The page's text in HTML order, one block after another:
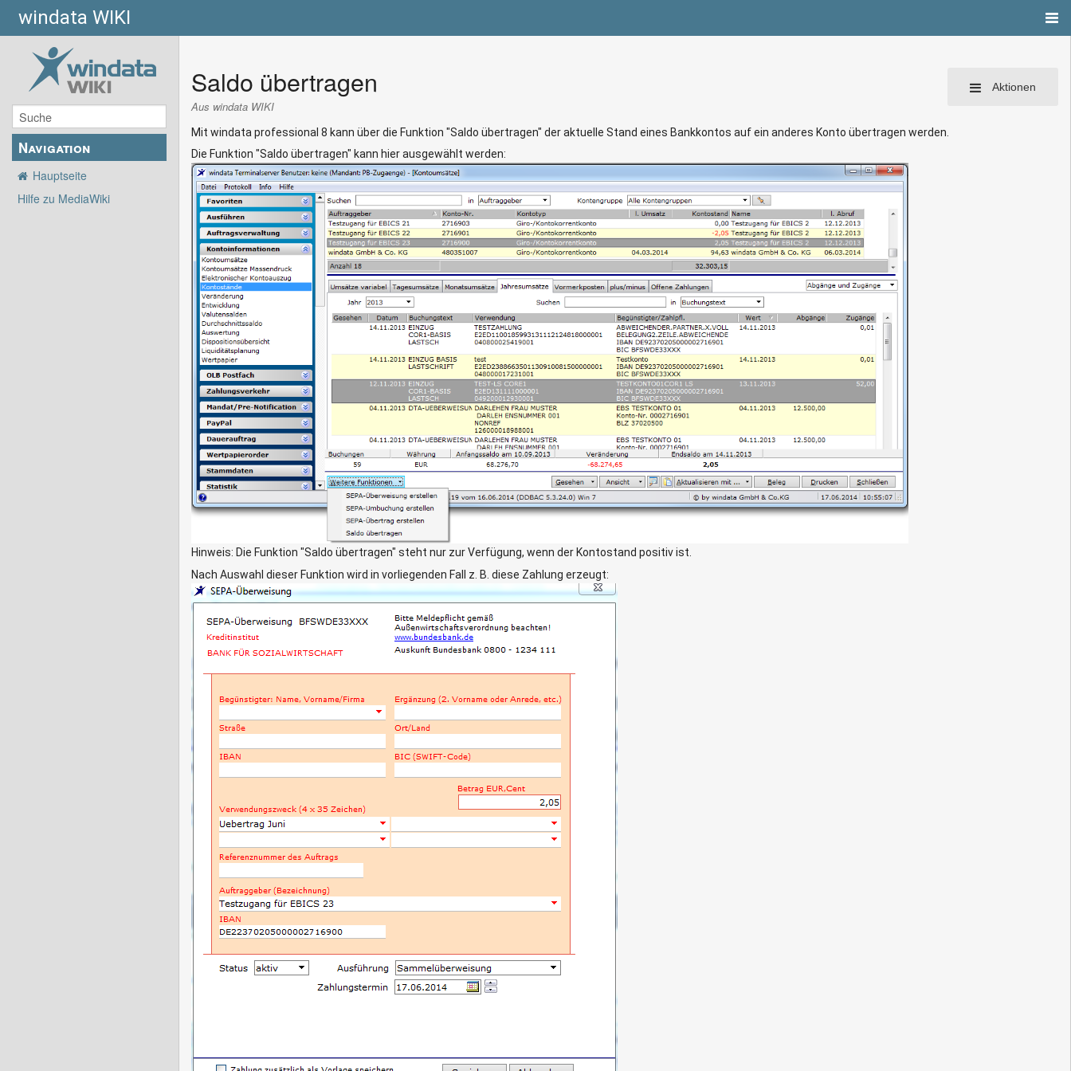
windata WIKI
Navigation
Hauptseite
Hilfe zu MediaWiki
Aktionen
Saldo übertragen
Aus windata WIKI
Mit windata professional 8 kann über die Funktion "Saldo übertragen" der aktuelle Stand eines Bankkontos auf ein anderes Konto übertragen werden.
Die Funktion "Saldo übertragen" kann hier ausgewählt werden:
Hinweis: Die Funktion "Saldo übertragen" steht nur zur Verfügung, wenn der Kontostand positiv ist.
Nach Auswahl dieser Funktion wird in vorliegenden Fall z. B. diese Zahlung erzeugt: